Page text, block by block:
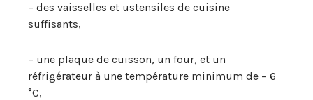
– des vaisselles et ustensiles de cuisine
suffisants,
– une plaque de cuisson, un four, et un
réfrigérateur à une température minimum de – 6
°C,